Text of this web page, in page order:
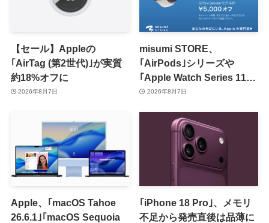
【セール】Appleの
｢AirTag (第2世代)｣が実質
約18%オフに
2026年8月7日
misumi STORE、
｢AirPods｣シリーズや
｢Apple Watch Series 11｣
のセールを開催中
2026年8月7日
Apple、｢macOS Tahoe
26.6.1｣｢macOS Sequoia
｢iPhone 18 Pro｣、メモリ
不足から発売直後は品薄に